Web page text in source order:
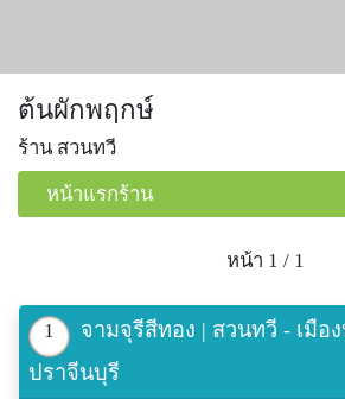
ต้นผักพฤกษ์
ร้าน สวนทวี
หน้าแรกร้าน
หน้า 1 / 1
1
จามจุรีสีทอง | สวนทวี - เมือ
ปราจีนบุรี